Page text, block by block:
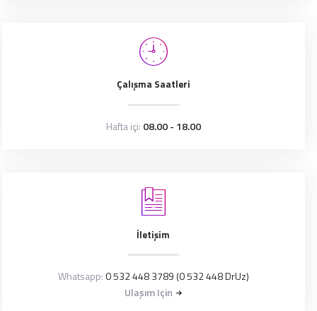
Çalışma Saatleri
Hafta içi: 08.00 - 18.00
İletişim
Whatsapp: 0 532 448 3789 (0 532 448 DrUz)
Ulaşım Için